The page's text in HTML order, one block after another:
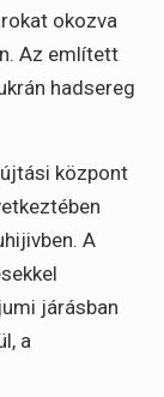
okozva
Az említett
hadsereg
központ
A
járásban
a